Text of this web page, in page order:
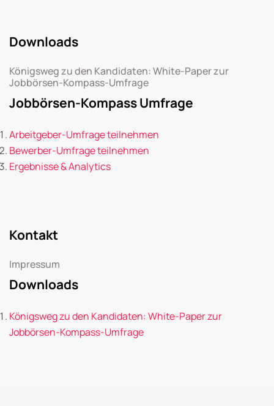
Downloads
Königsweg zu den Kandidaten: White-Paper zur
Jobbörsen-Kompass-Umfrage
Jobbörsen-Kompass Umfrage
Arbeitgeber-Umfrage teilnehmen
Bewerber-Umfrage teilnehmen
Ergebnisse & Analytics
Kontakt
Impressum
Downloads
Königsweg zu den Kandidaten: White-Paper zur
Jobbörsen-Kompass-Umfrage